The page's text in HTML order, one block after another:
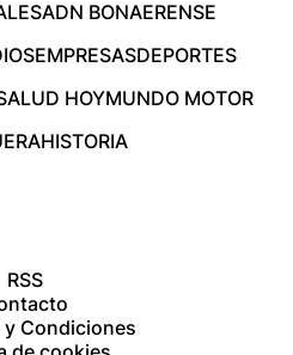
ADN BONAERENSE
EMPRESASDEPORTES
HOYMUNDO MOTOR
HISTORIA
RSS
y Condiciones